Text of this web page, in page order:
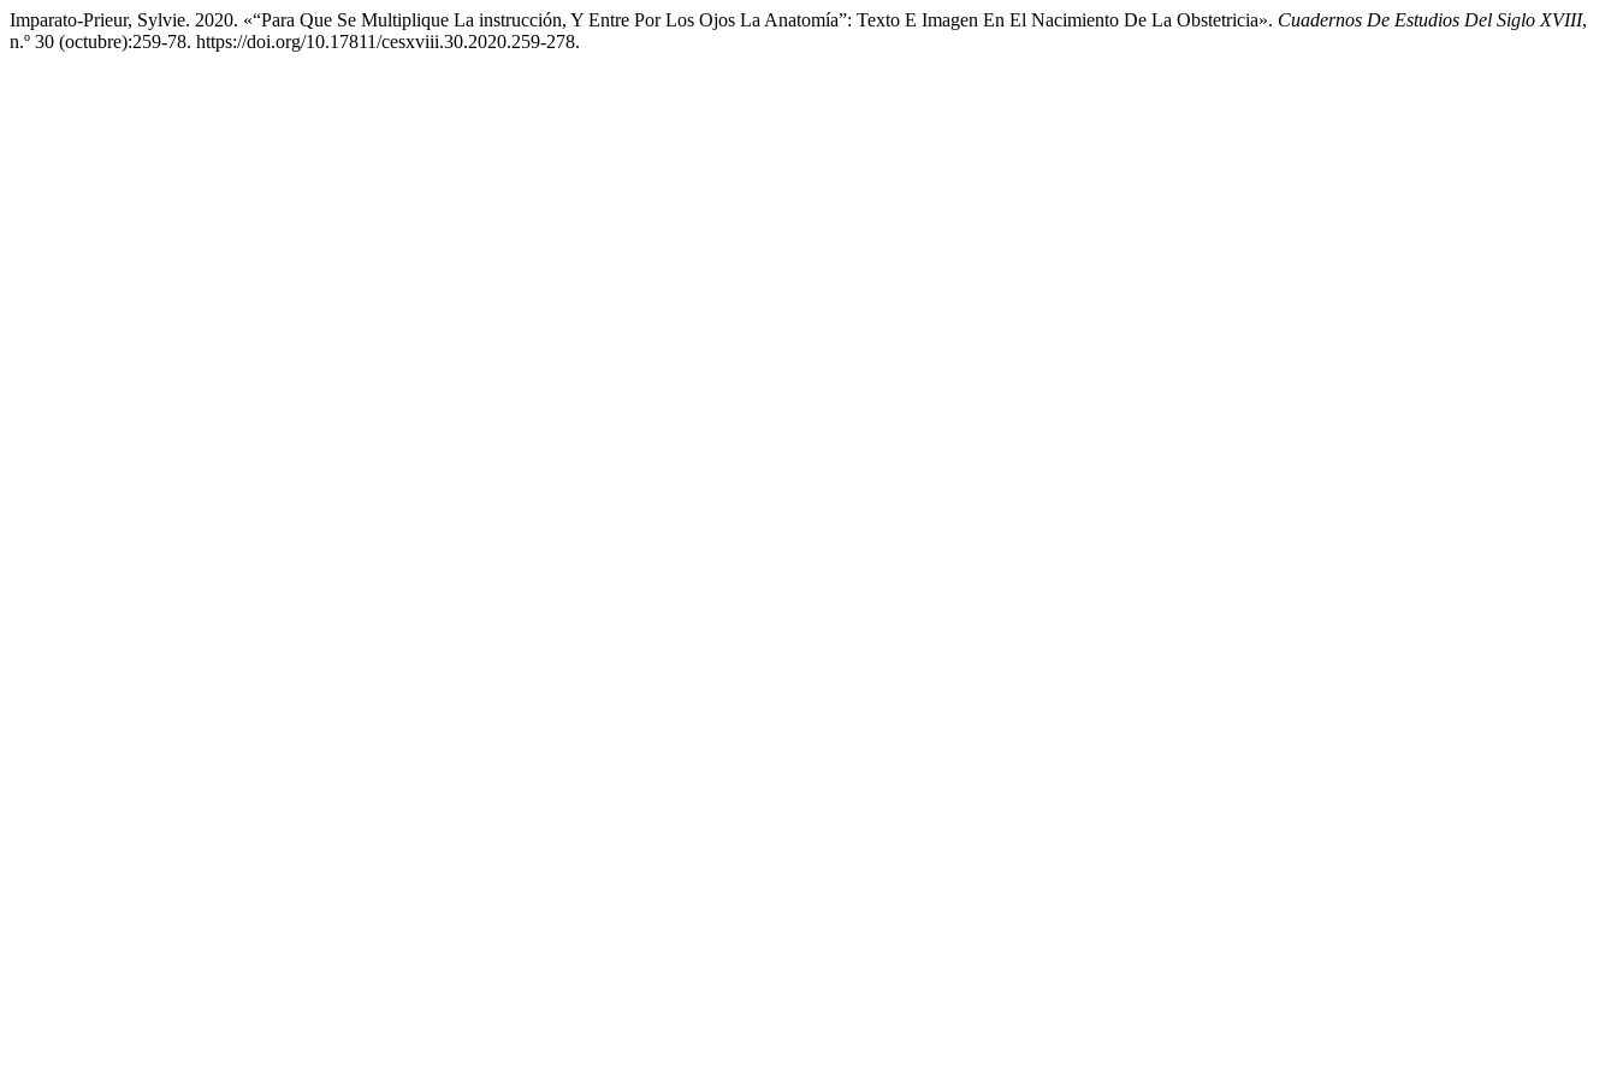
Imparato-Prieur, Sylvie. 2020. «“Para Que Se Multiplique La instrucción, Y Entre Por Los Ojos La Anatomía”: Texto E Imagen En El Nacimiento De La Obstetricia». Cuadernos De Estudios Del Siglo XVIII,
n.º 30 (octubre):259-78. https://doi.org/10.17811/cesxviii.30.2020.259-278.